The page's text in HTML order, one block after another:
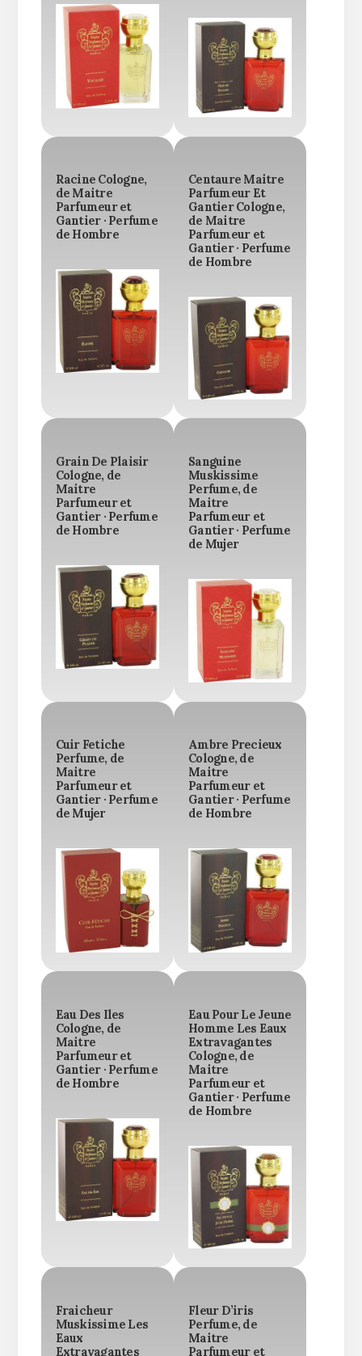
Racine Cologne,
de Maitre
Parfumeur et
Gantier · Perfume
de Hombre
Centaure Maitre
Parfumeur Et
Gantier Cologne,
de Maitre
Parfumeur et
Gantier · Perfume
de Hombre
Grain De Plaisir
Cologne, de
Maitre
Parfumeur et
Gantier · Perfume
de Hombre
Sanguine
Muskissime
Perfume, de
Maitre
Parfumeur et
Gantier · Perfume
de Mujer
Cuir Fetiche
Perfume, de
Maitre
Parfumeur et
Gantier · Perfume
de Mujer
Ambre Precieux
Cologne, de
Maitre
Parfumeur et
Gantier · Perfume
de Hombre
Eau Des Iles
Cologne, de
Maitre
Parfumeur et
Gantier · Perfume
de Hombre
Eau Pour Le Jeune
Homme Les Eaux
Extravagantes
Cologne, de
Maitre
Parfumeur et
Gantier · Perfume
de Hombre
Fraicheur
Muskissime Les
Eaux
Extravagantes
Fleur D’iris
Perfume, de
Maitre
Parfumeur et